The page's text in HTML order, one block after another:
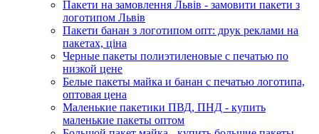
Пакети на замовлення Львів - замовити пакети з
логотипом Львів
Пакети банан з логотипом опт: друк реклами на
пакетах, ціна
Черные пакеты полиэтиленовые с печатью по
низкой цене
Белые пакеты майка и банан с печатью логотипа,
оптовая цена
Маленькие пакетики ПВД, ПНД - купить
маленькие пакеты оптом